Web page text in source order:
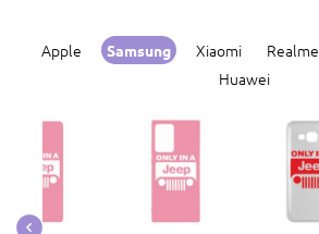
Apple Samsung Xiaomi Realme
Huawei